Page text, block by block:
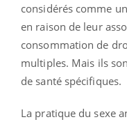
considérés comme
en raison de leur
consommation de
multiples. Mais ils
de santé spécifiques.
La pratique du sexe